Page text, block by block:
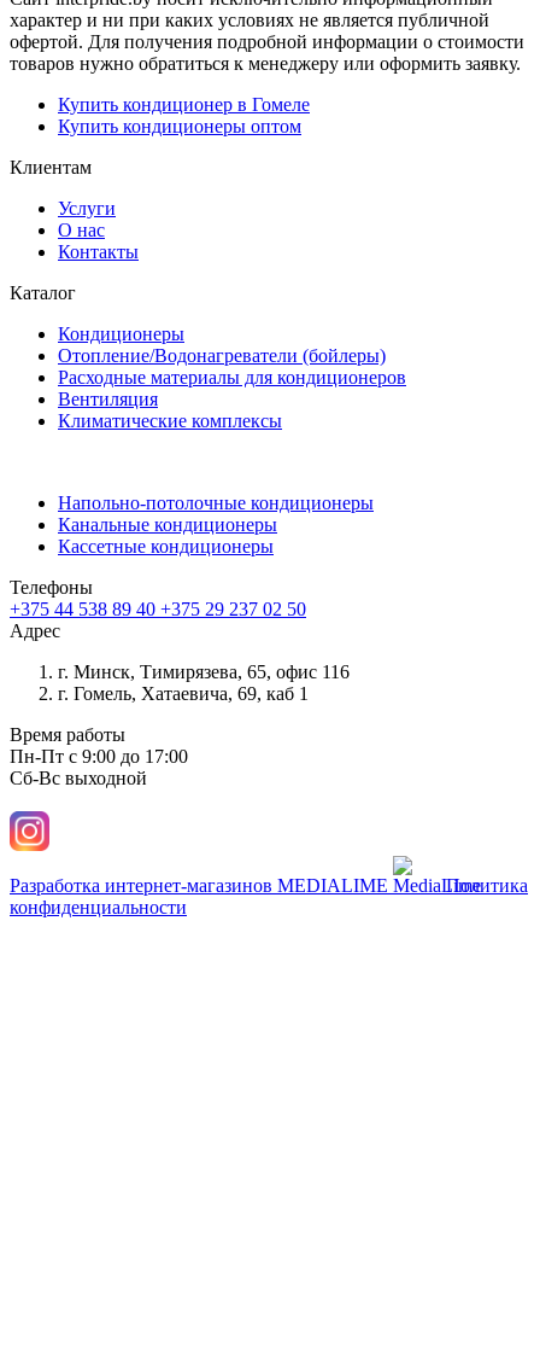
характер и ни при каких условиях не является публичной
офертой. Для получения подробной информации о стоимости
товаров нужно обратиться к менеджеру или оформить заявку.
Купить кондиционер в Гомеле
Купить кондиционеры оптом
Клиентам
Услуги
О нас
Контакты
Каталог
Кондиционеры
Отопление/Водонагреватели (бойлеры)
Расходные материалы для кондиционеров
Вентиляция
Климатические комплексы
Напольно-потолочные кондиционеры
Канальные кондиционеры
Кассетные кондиционеры
Телефоны
+375 44 538 89 40 +375 29 237 02 50
Адрес
г. Минск, Тимирязева, 65, офис 116
г. Гомель, Хатаевича, 69, каб 1
Время работы
Пн-Пт с 9:00 до 17:00
Сб-Вс выходной
Разработка интернет-магазинов MEDIALIME
Политика
конфиденциальности